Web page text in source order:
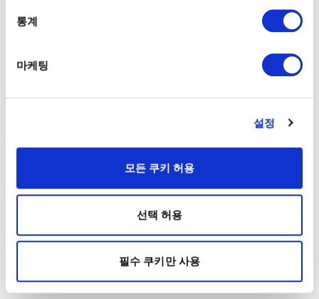
통계
마케팅
설정
모든 쿠키 허용
선택 허용
필수 쿠키만 사용